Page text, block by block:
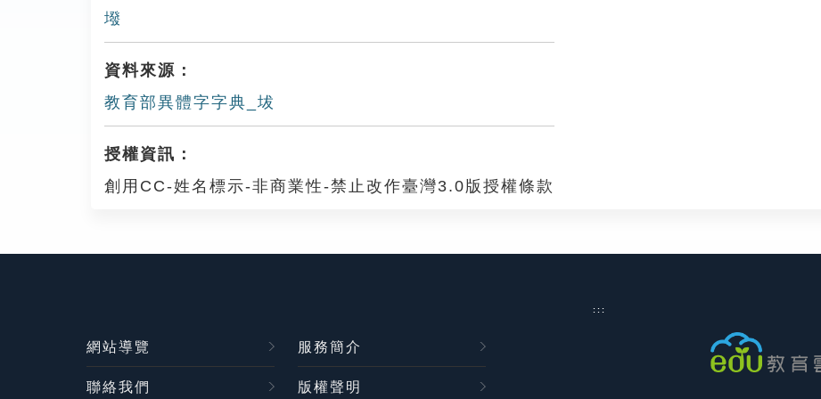
墢
資料來源：
教育部異體字字典_坺
授權資訊：
創用CC-姓名標示-非商業性-禁止改作臺灣3.0版授權條款
:::
網站導覽 服務簡介
聯絡我們 版權聲明